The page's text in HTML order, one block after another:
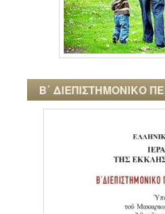
Β΄ ΔΙΕΠΙΣΤΗΜΟΝΙΚΟ